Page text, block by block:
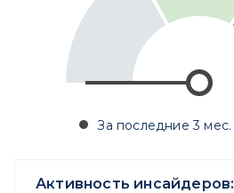
За последние 3 мес.
Активность инсайдеров: